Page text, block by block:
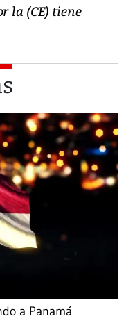
la (CE) tiene
a Panamá